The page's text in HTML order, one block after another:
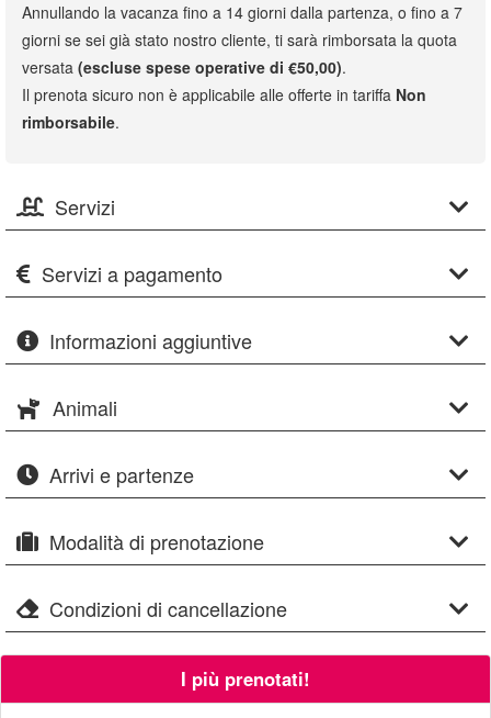
Annullando la vacanza fino a 14 giorni dalla partenza, o fino a 7
giorni se sei già stato nostro cliente, ti sarà rimborsata la quota
versata (escluse spese operative di €50,00).
Il prenota sicuro non è applicabile alle offerte in tariffa Non
rimborsabile.
Servizi
Servizi a pagamento
Informazioni aggiuntive
Animali
Arrivi e partenze
Modalità di prenotazione
Condizioni di cancellazione
I più prenotati!